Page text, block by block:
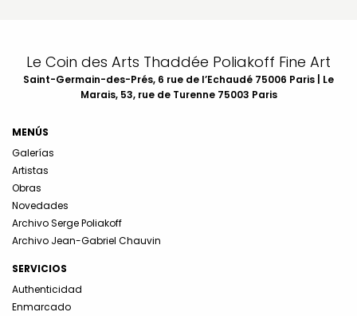
Le Coin des Arts Thaddée Poliakoff Fine Art
Saint-Germain-des-Prés, 6 rue de l’Echaudé 75006 Paris | Le
Marais, 53, rue de Turenne 75003 Paris
MENÚS
Galerías
Artistas
Obras
Novedades
Archivo Serge Poliakoff
Archivo Jean-Gabriel Chauvin
SERVICIOS
Authenticidad
Enmarcado